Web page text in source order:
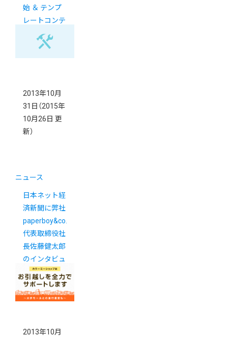
始 ＆ テンプ
レートコンテ
スト結果発表
2013年10月
31日 （2015年
10月26日 更
新）
ニュース
日本ネット経
済新聞に弊社
paperboy&co.
代表取締役社
長佐藤健太郎
のインタビュ
ーが掲載され
ました。
2013年10月